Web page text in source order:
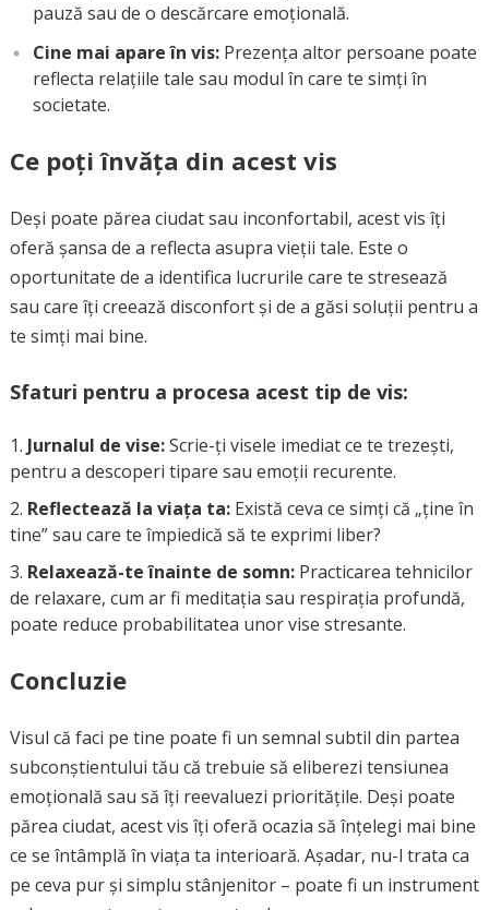
pauză sau de o descărcare emoțională.
Cine mai apare în vis:Prezența altor persoane poate
reflecta relațiile tale sau modul în care te simți în
societate.
Ce poți învăța din acest vis
Deși poate părea ciudat sau inconfortabil, acest vis îți
oferă șansa de a reflecta asupra vieții tale. Este o
oportunitate de a identifica lucrurile care te stresează
sau care îți creează disconfort și de a găsi soluții pentru a
te simți mai bine.
Sfaturi pentru a procesa acest tip de vis:
Jurnalul de vise:Scrie-ți visele imediat ce te trezești,
pentru a descoperi tipare sau emoții recurente.
Reflectează la viața ta:Există ceva ce simți că „ține în
tine” sau care te împiedică să te exprimi liber?
Relaxează-te înainte de somn:Practicarea tehnicilor
de relaxare, cum ar fi meditația sau respirația profundă,
poate reduce probabilitatea unor vise stresante.
Concluzie
Visul că faci pe tine poate fi un semnal subtil din partea
subconștientului tău că trebuie să eliberezi tensiunea
emoțională sau să îți reevaluezi prioritățile. Deși poate
părea ciudat, acest vis îți oferă ocazia să înțelegi mai bine
ce se întâmplă în viața ta interioară. Așadar, nu-l trata ca
pe ceva pur și simplu stânjenitor – poate fi un instrument